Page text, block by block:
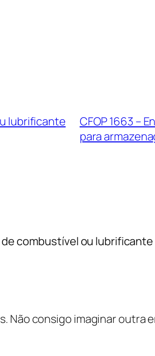
lubrificante
CFOP 1663 –
para
de combustível ou
Não consigo imaginar outra